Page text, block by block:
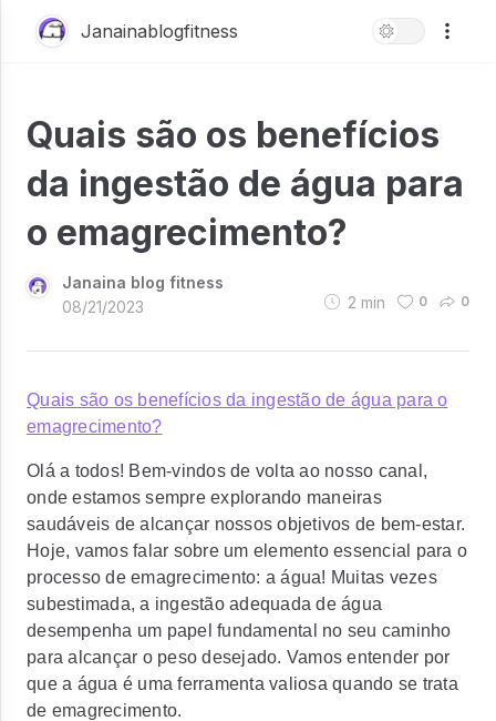
Janainablogfitness
Quais são os benefícios
da ingestão de água para
o emagrecimento?
Janaina blog fitness
08/21/2023
2 min 0 0
Quais são os benefícios da ingestão de água para o
emagrecimento?
Olá a todos! Bem-vindos de volta ao nosso canal,
onde estamos sempre explorando maneiras
saudáveis de alcançar nossos objetivos de bem-estar.
Hoje, vamos falar sobre um elemento essencial para o
processo de emagrecimento: a água! Muitas vezes
subestimada, a ingestão adequada de água
desempenha um papel fundamental no seu caminho
para alcançar o peso desejado. Vamos entender por
que a água é uma ferramenta valiosa quando se trata
de emagrecimento.